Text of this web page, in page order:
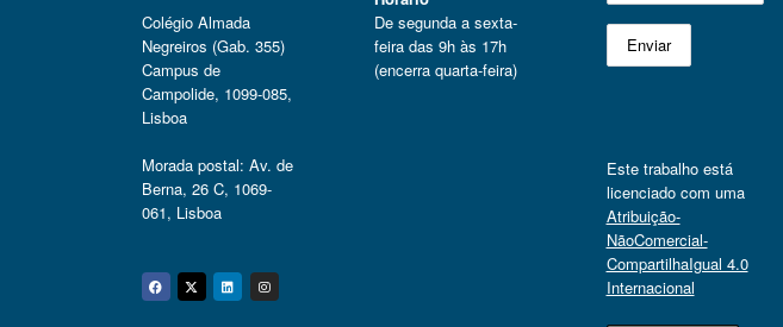
Colégio Almada
Negreiros (Gab. 355)
Campus de
Campolide, 1099-085,
Lisboa
Morada postal: Av. de
Berna, 26 C, 1069-
061, Lisboa
Facebook
Twitter
Linkedin
Instagram
De segunda a sexta-
feira das 9h às 17h
(encerra quarta-feira)
Este trabalho está
licenciado com uma
Atribuição-
NãoComercial-
CompartilhaIgual 4.0
Internacional